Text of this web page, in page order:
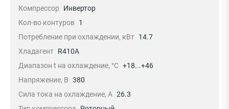
Компрессор
Инвертор
Кол-во контуров 1
Потребление при охлаждении, кВт 14.7
Хладагент R410A
Диапазон t на охлаждение, °С +18...+46
Напряжение, В 380
Сила тока на охлаждение, А 26.3